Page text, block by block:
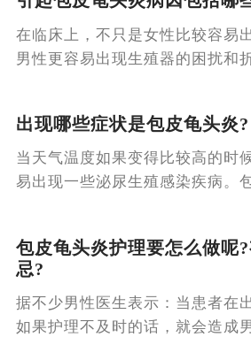
在临床上，不只是女性比较容易
男性更容易出现生殖器的困扰和
出现哪些症状是包皮龟头炎?
当天气温度如果变得比较高的时
易出现一些泌尿生殖感染疾病。
包皮龟头炎护理要怎么做呢
忌?
据不少男性医生表示：当患者在
如果护理不及时的话，就会造成